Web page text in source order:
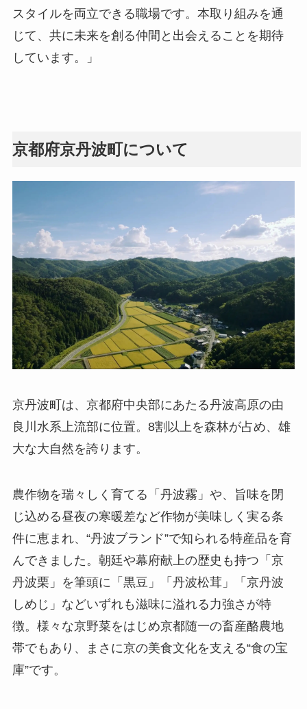
スタイルを両立できる職場です。本取り組みを通
じて、共に未来を創る仲間と出会えることを期待
しています。」
京都府京丹波町について
京丹波町は、京都府中央部にあたる丹波高原の由
良川水系上流部に位置。8割以上を森林が占め、雄
大な大自然を誇ります。
農作物を瑞々しく育てる「丹波霧」や、旨味を閉
じ込める昼夜の寒暖差など作物が美味しく実る条
件に恵まれ、“丹波ブランド”で知られる特産品を育
んできました。朝廷や幕府献上の歴史も持つ「京
丹波栗」を筆頭に「黒豆」「丹波松茸」「京丹波
しめじ」などいずれも滋味に溢れる力強さが特
徴。様々な京野菜をはじめ京都随一の畜産酪農地
帯でもあり、まさに京の美食文化を支える“食の宝
庫”です。